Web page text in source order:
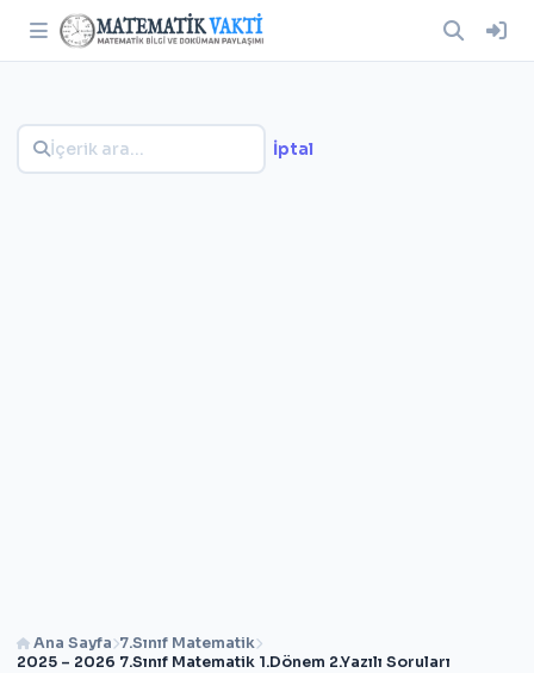
Ana Sayfa 7.Sınıf Matematik
2025 – 2026 7.Sınıf Matematik 1.Dönem 2.Yazılı Soruları
İptal